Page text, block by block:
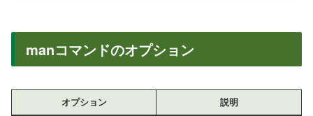
manコマンドのオプション
オプション 説明